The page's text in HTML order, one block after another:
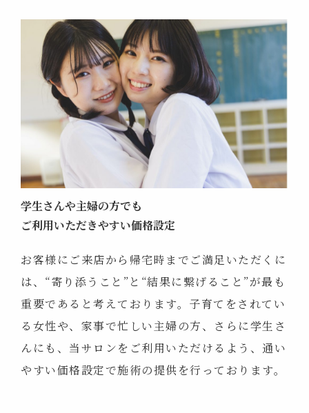
学生さんや主婦の方でも
ご利用いただきやすい価格設定
お客様にご来店から帰宅時までご満足いただくに
は、“寄り添うこと”と“結果に繋げること”が最も
重要であると考えております。子育てをされてい
る女性や、家事で忙しい主婦の方、さらに学生さ
んにも、当サロンをご利用いただけるよう、通い
やすい価格設定で施術の提供を行っております。